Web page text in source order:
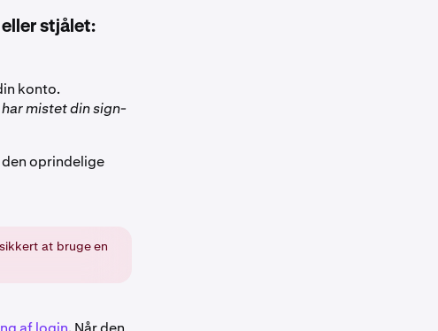
stjålet:
konto.
mistet din sign-
den oprindelige
at bruge en